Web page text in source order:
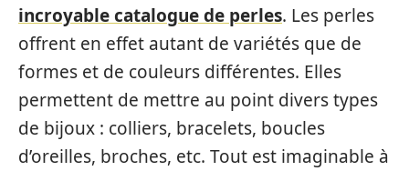
incroyable catalogue de perles. Les perles
offrent en effet autant de variétés que de
formes et de couleurs différentes. Elles
permettent de mettre au point divers types
de bijoux : colliers, bracelets, boucles
d’oreilles, broches, etc. Tout est imaginable à